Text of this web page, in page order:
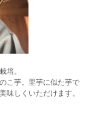
培。
こ芋。里芋に似た芋で
味しくいただけます。